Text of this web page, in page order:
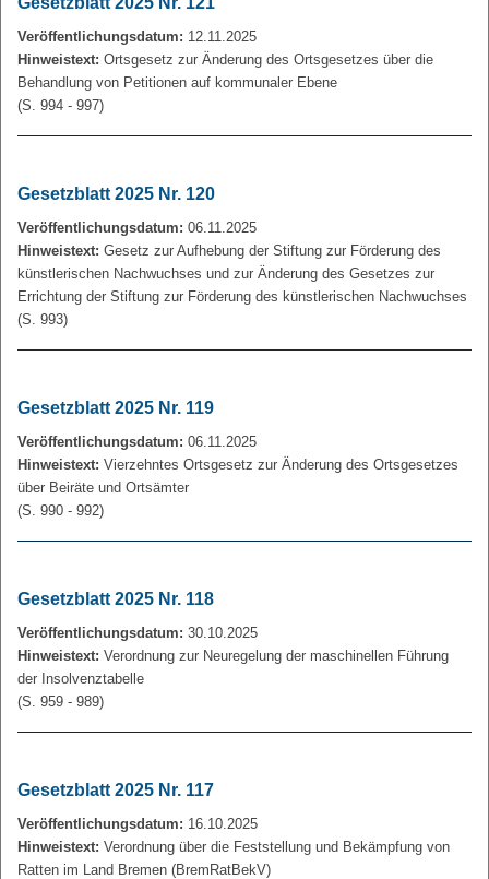
Veröffentlichungsdatum: 12.11.2025
Hinweistext: Ortsgesetz zur Änderung des Ortsgesetzes über die
Behandlung von Petitionen auf kommunaler Ebene
(S. 994 - 997)
Gesetzblatt 2025 Nr. 120
Veröffentlichungsdatum: 06.11.2025
Hinweistext: Gesetz zur Aufhebung der Stiftung zur Förderung des
künstlerischen Nachwuchses und zur Änderung des Gesetzes zur
Errichtung der Stiftung zur Förderung des künstlerischen Nachwuchses
(S. 993)
Gesetzblatt 2025 Nr. 119
Veröffentlichungsdatum: 06.11.2025
Hinweistext: Vierzehntes Ortsgesetz zur Änderung des Ortsgesetzes
über Beiräte und Ortsämter
(S. 990 - 992)
Gesetzblatt 2025 Nr. 118
Veröffentlichungsdatum: 30.10.2025
Hinweistext: Verordnung zur Neuregelung der maschinellen Führung
der Insolvenztabelle
(S. 959 - 989)
Gesetzblatt 2025 Nr. 117
Veröffentlichungsdatum: 16.10.2025
Hinweistext: Verordnung über die Feststellung und Bekämpfung von
Ratten im Land Bremen (BremRatBekV)